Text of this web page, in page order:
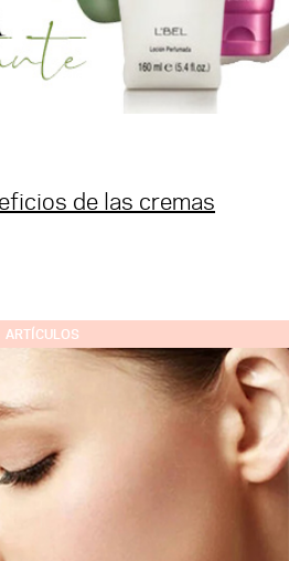
de las cremas
ARTÍCULOS